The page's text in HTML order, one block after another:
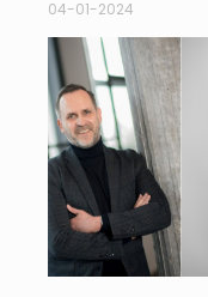
04-01-2024